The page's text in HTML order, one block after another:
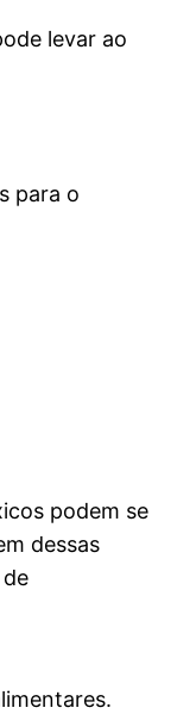
levar ao
para o
podem se
dessas